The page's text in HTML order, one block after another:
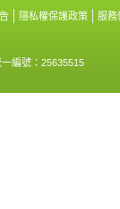
隱私權保護政策 服務
編號：25635515